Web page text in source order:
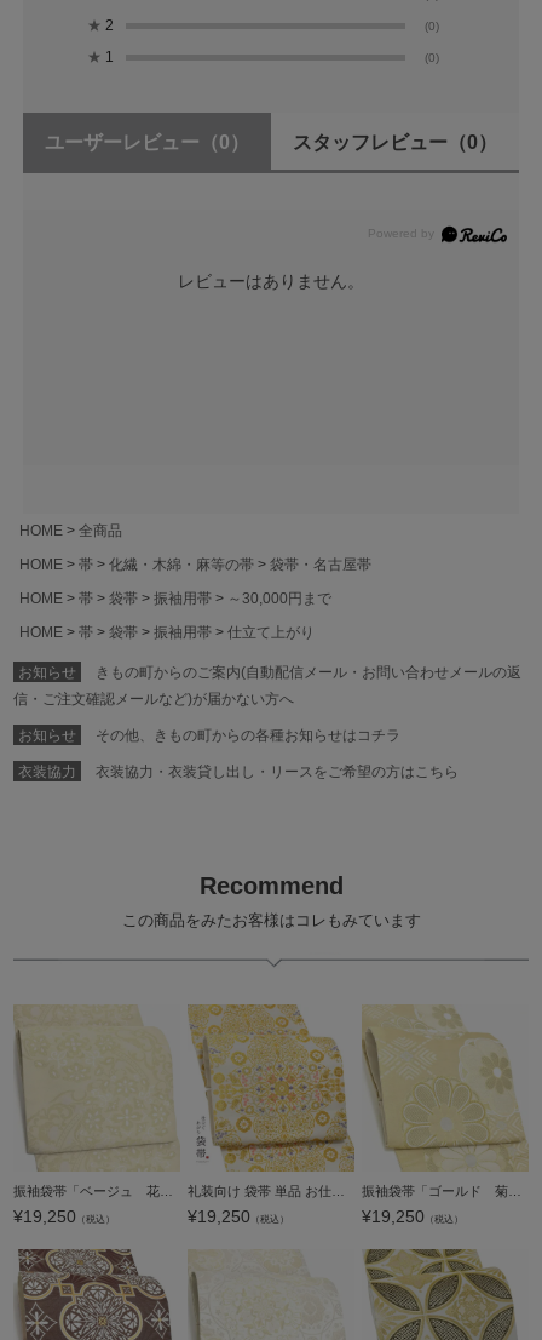
★ 2 (0)
★ 1 (0)
ユーザーレビュー （0） スタッフレビュー （0）
レビューはありません。
HOME
全商品
HOME
帯 化繊・木綿・麻等の帯
袋帯・名古屋帯
HOME
帯 袋帯 振袖用帯
～30,000円まで
HOME
帯 袋帯 振袖用帯 仕立て上がり
お知らせ
きもの町からのご案内(自動配信メール・お問い合わせメールの返
信・ご注文確認メールなど)が届かない方へ
お知らせ その他、きもの町からの各種お知らせはコチラ
衣装協力 衣装協力・衣装貸し出し・リースをご希望の方はこちら
Recommend
この商品をみたお客様はコレもみています
¥19,250 （税込） ¥19,250 （税込）
振袖袋帯「ゴールド 菊に菱」お仕立て上がり 振袖用 袋帯 お仕立て済 振袖帯【メール便不可】
¥19,250 （税込）